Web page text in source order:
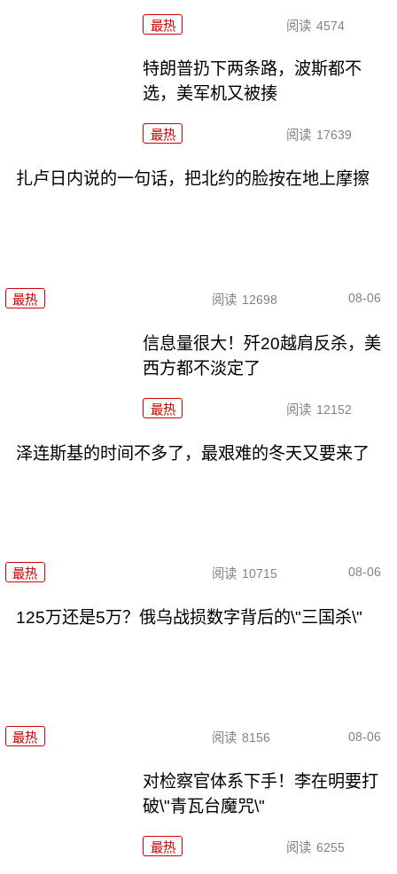
最热 阅读 4574
特朗普扔下两条路，波斯都不
选，美军机又被揍
最热 阅读 17639
扎卢日内说的一句话，把北约的脸按在地上摩擦
最热 阅读 12698 08-06
信息量很大！歼20越肩反杀，美
西方都不淡定了
最热 阅读 12152
泽连斯基的时间不多了，最艰难的冬天又要来了
最热 阅读 10715 08-06
125万还是5万？俄乌战损数字背后的\"三国杀\"
最热 阅读 8156 08-06
对检察官体系下手！李在明要打
破\"青瓦台魔咒\"
最热 阅读 6255